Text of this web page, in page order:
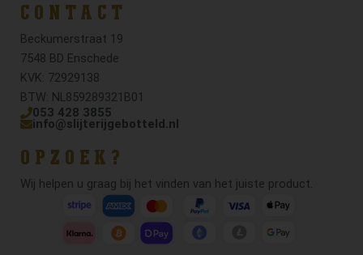
CONTACT
Beckumerstraat 19
7548 BD Enschede
KVK: 72929138
BTW: NL859289321B01
053 428 3855
info@slijterijgebotteld.nl
OPZOEK?
Wij helpen u graag bij het vinden van het juiste product.